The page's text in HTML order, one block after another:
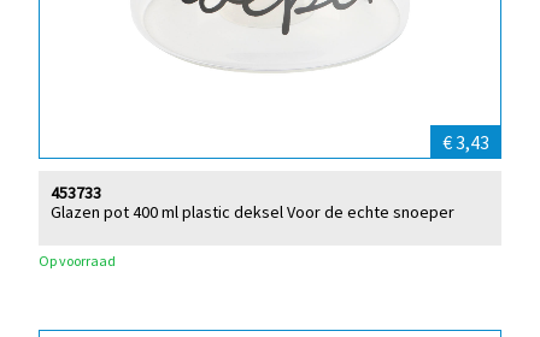
€ 3,43
Glazen pot 400 ml plastic deksel Voor de echte snoeper
453733
Op voorraad